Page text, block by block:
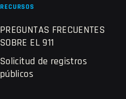
RECURSOS
PREGUNTAS FRECUENTES
SOBRE EL 911
Solicitud de registros
públicos